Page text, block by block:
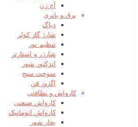
آج زن
برق و باتری
دیاگ
شارژ گاز کولر
تنظیم نور
شارژر و استارتر
انژکتور شور
سوخت سنج
اگزوز فن
کارواش و نظافتی
کارواش صنعتی
کارواش اتوماتیک
بخار شور